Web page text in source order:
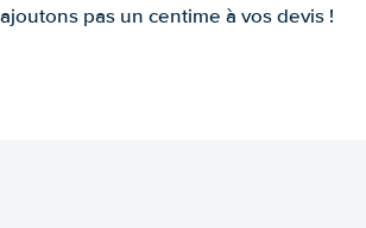
pas un centime à vos devis !